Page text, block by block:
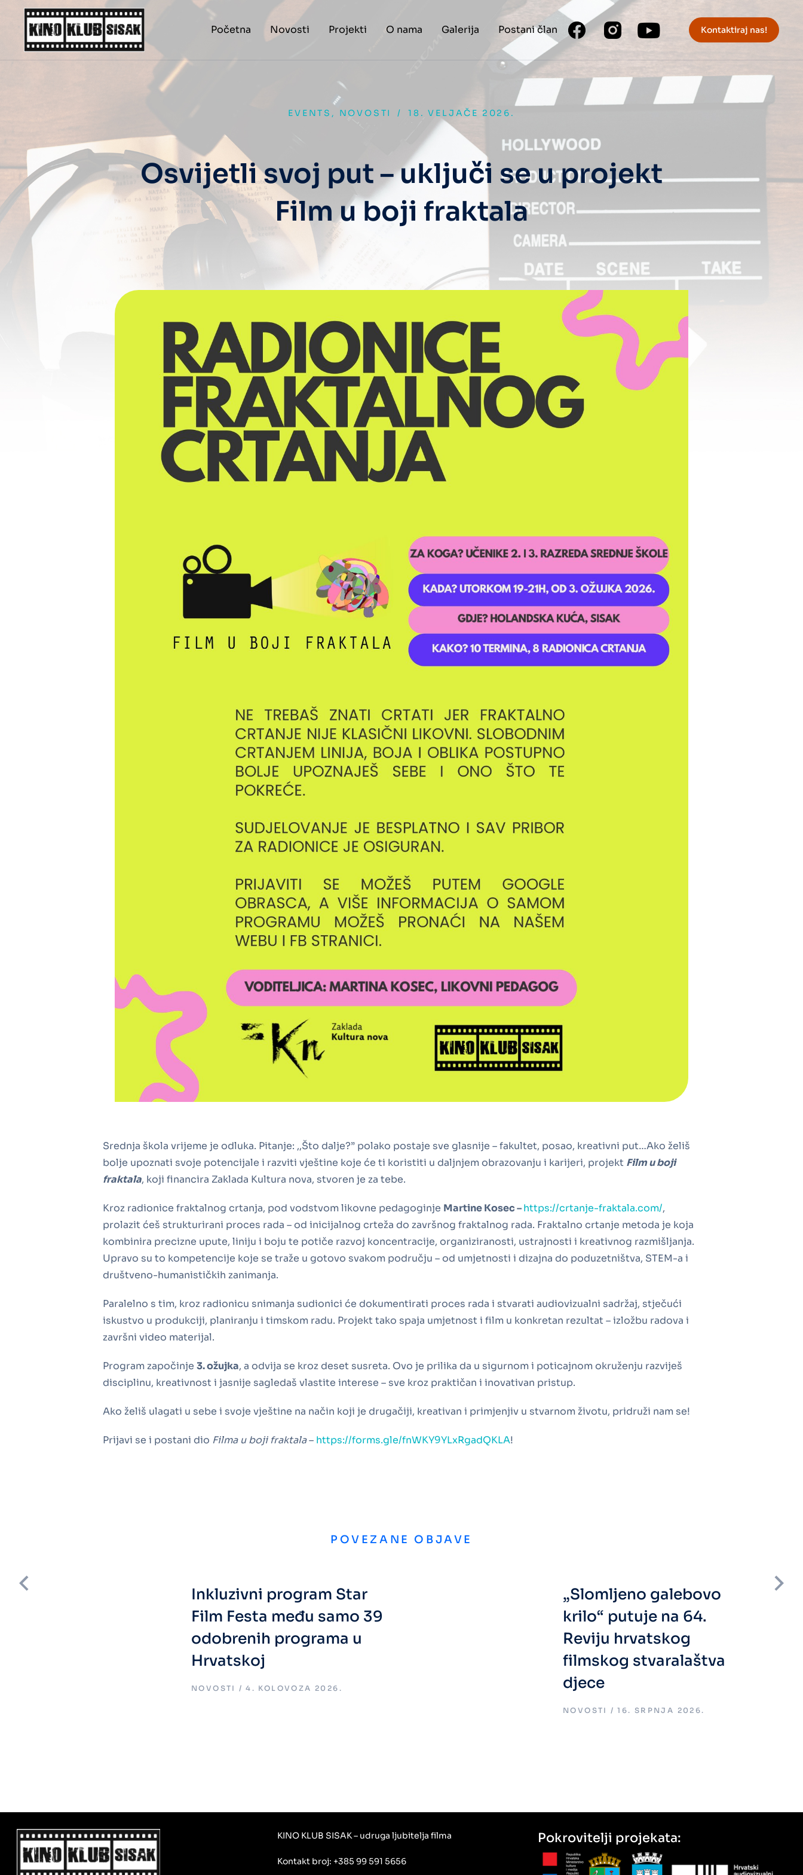
Početna Novosti Projekti O nama Galerija Postani član Kontaktiraj nas!
EVENTS , NOVOSTI / 18. VELJAČE 2026.
Osvijetli svoj put – uključi se u projekt
Film u boji fraktala
Srednja škola vrijeme je odluka. Pitanje: ,,Što dalje?” polako postaje sve glasnije – fakultet, posao, kreativni put…Ako želiš
bolje upoznati svoje potencijale i razviti vještine koje će ti koristiti u daljnjem obrazovanju i karijeri, projekt Film u boji
fraktala, koji financira Zaklada Kultura nova, stvoren je za tebe.
Kroz radionice fraktalnog crtanja, pod vodstvom likovne pedagoginje Martine Kosec –https://crtanje-fraktala.com/,
prolazit ćeš strukturirani proces rada – od inicijalnog crteža do završnog fraktalnog rada. Fraktalno crtanje metoda je koja
kombinira precizne upute, liniju i boju te potiče razvoj koncentracije, organiziranosti, ustrajnosti i kreativnog razmišljanja.
Upravo su to kompetencije koje se traže u gotovo svakom području – od umjetnosti i dizajna do poduzetništva, STEM-a i
društveno-humanističkih zanimanja.
Paralelno s tim, kroz radionicu snimanja sudionici će dokumentirati proces rada i stvarati audiovizualni sadržaj, stječući
iskustvo u produkciji, planiranju i timskom radu. Projekt tako spaja umjetnost i film u konkretan rezultat – izložbu radova i
završni video materijal.
Program započinje 3. ožujka, a odvija se kroz deset susreta. Ovo je prilika da u sigurnom i poticajnom okruženju razviješ
disciplinu, kreativnost i jasnije sagledaš vlastite interese – sve kroz praktičan i inovativan pristup.
Ako želiš ulagati u sebe i svoje vještine na način koji je drugačiji, kreativan i primjenjiv u stvarnom životu, pridruži nam se!
Prijavi se i postani dio Filma u boji fraktala– https://forms.gle/fnWKY9YLxRgadQKLA!
POVEZANE OBJAVE
Inkluzivni program Star
Film Festa među samo 39
odobrenih programa u
Hrvatskoj
NOVOSTI 4. KOLOVOZA 2026.
„Slomljeno galebovo
krilo“ putuje na 64.
Reviju hrvatskog
filmskog stvaralaštva
djece
NOVOSTI 16. SRPNJA 2026.
KINO KLUB SISAK – udruga ljubitelja filma
Kontakt broj: +385 99 591 5656
Pokrovitelji projekata: